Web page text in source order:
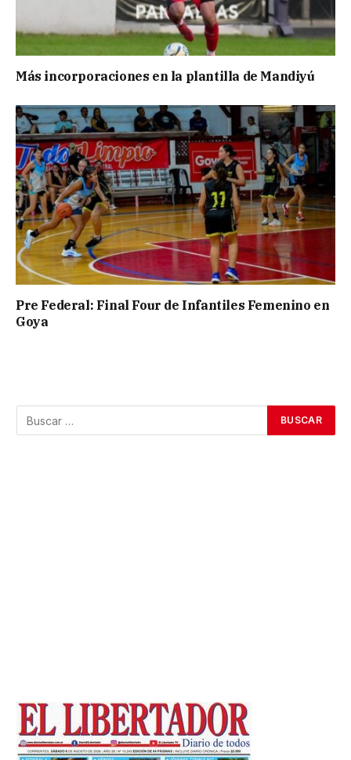
Más incorporaciones en la plantilla de Mandiyú
Pre Federal: Final Four de Infantiles Femenino en
Goya